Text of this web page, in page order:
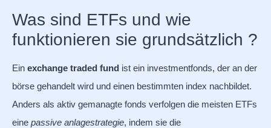
Was sind ETFs und wie
funktionieren sie grundsätzlich ?
Ein exchange traded fund ist ein investmentfonds, der an der
börse gehandelt wird und einen bestimmten index nachbildet.
Anders als aktiv gemanagte fonds verfolgen die meisten ETFs
eine passive anlagestrategie, indem sie die